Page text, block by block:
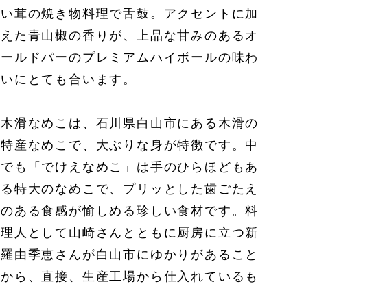
い茸の焼き物料理で舌鼓。アクセントに加
えた青山椒の香りが、上品な甘みのあるオ
ールドパーのプレミアムハイボールの味わ
いにとても合います。
木滑なめこは、石川県白山市にある木滑の
特産なめこで、大ぶりな身が特徴です。中
でも「でけえなめこ」は手のひらほどもあ
る特大のなめこで、プリッとした歯ごたえ
のある食感が愉しめる珍しい食材です。料
理人として山崎さんとともに厨房に立つ新
羅由季恵さんが白山市にゆかりがあること
から、直接、生産工場から仕入れているも